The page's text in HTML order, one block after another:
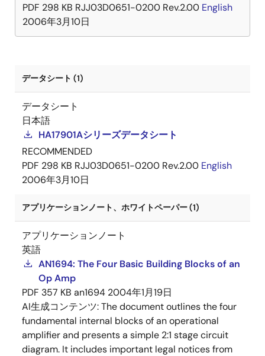
PDF 298 KB RJJ03D0651-0200 Rev.2.00 English
2006年3月10日
データシート (1)
データシート
日本語
HA17901Aシリーズデータシート
RECOMMENDED
PDF 298 KB RJJ03D0651-0200 Rev.2.00 English
2006年3月10日
アプリケーションノート、ホワイトペーパー (1)
アプリケーションノート
英語
AN1694: The Four Basic Building Blocks of an
Op Amp
PDF 357 KB an1694 2004年1月19日
AI生成コンテンツ:The document outlines the four
fundamental internal blocks of an operational
amplifier and presents a simple 2:1 stage circuit
diagram. It includes important legal notices from